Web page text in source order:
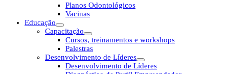
Planos Odontológicos
Vacinas
Educação
Capacitação
Cursos, treinamentos e workshops
Palestras
Desenvolvimento de Líderes
Desenvolvimento de Líderes